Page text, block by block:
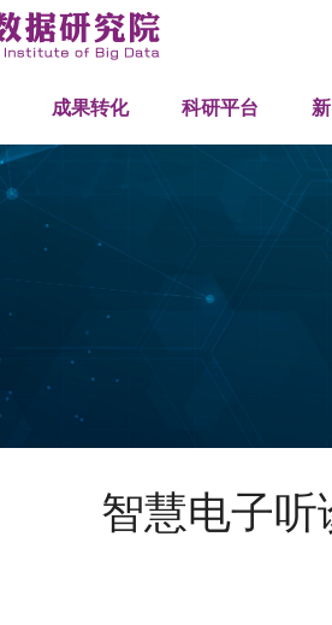
网络与机器智能研究中心
人工智能大模型研究中心
优化与工程计算研究中心
成果转化
产学研合作
成果推介
科研平台
司
创新平台
广
高性能计算平台
智慧电子